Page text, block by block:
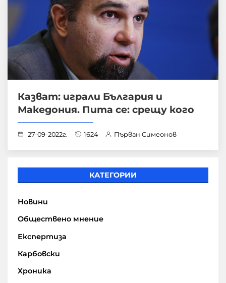
Казват: играли България и
Македония. Пита се: срещу кого
27-09-2022г. 1624 Първан Симеонов
КАТЕГОРИИ
Новини
Обществено мнение
Експертиза
Карбовски
Хроника